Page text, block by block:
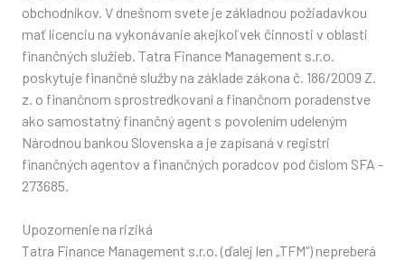
obchodníkov. V dnešnom svete je základnou požiadavkou
mať licenciu na vykonávanie akejkoľvek činnosti v oblasti
finančných služieb. Tatra Finance Management s.r.o.
poskytuje finančné služby na základe zákona č. 186/2009 Z.
z. o finančnom sprostredkovaní a finančnom poradenstve
ako samostatný finančný agent s povolením udeleným
Národnou bankou Slovenska a je zapísaná v registri
finančných agentov a finančných poradcov pod číslom SFA -
273685.
Upozornenie na riziká
Tatra Finance Management s.r.o. (ďalej len „TFM“) nepreberá